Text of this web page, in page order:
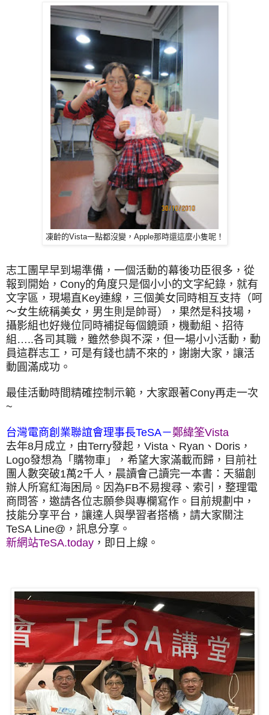
凍齡的Vista一點都沒變，Apple那時還這麼小隻呢！
志工團早早到場準備，一個活動的幕後功臣很多，從
報到開始，Cony的角度只是個小小的文字紀錄，就有
文字區，現場直Key連線，三個美女同時相互支持（呵
～女生統稱美女，男生則是帥哥），果然是科技場，
攝影組也好幾位同時補捉每個鏡頭，機動組、招待
組…..各司其職，雖然參與不深，但一場小小活動，動
員這群志工，可是有錢也請不來的，謝謝大家，讓活
動圓滿成功。
最佳活動時間精確控制示範，大家跟著Cony再走一次
~
台灣電商創業聯誼會理事長TeSA－鄭緯筌Vista
去年8月成立，由Terry發起，Vista、Ryan、Doris，
Logo發想為「購物車」，希望大家滿載而歸，目前社
團人數突破1萬2千人，晨讀會己讀完一本書：天貓創
辦人所寫紅海困局。因為FB不易搜尋、索引，整理電
商問答，邀請各位志願參與專欄寫作。目前規劃中，
技能分享平台，讓達人與學習者搭橋，請大家關注
TeSA Line@，訊息分享。
新網站TeSA.today ，即日上線。